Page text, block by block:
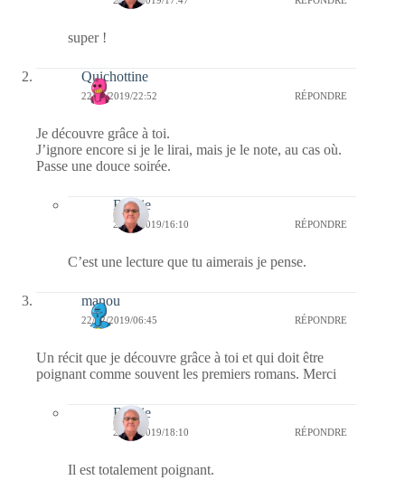
super !
Quichottine
22/02/2019/22:52 RÉPONDRE
Je découvre grâce à toi.
J’ignore encore si je le lirai, mais je le note, au cas où.
Passe une douce soirée.
Bernie
23/02/2019/16:10 RÉPONDRE
C’est une lecture que tu aimerais je pense.
manou
22/02/2019/06:45 RÉPONDRE
Un récit que je découvre grâce à toi et qui doit être
poignant comme souvent les premiers romans. Merci
Bernie
22/02/2019/18:10 RÉPONDRE
Il est totalement poignant.